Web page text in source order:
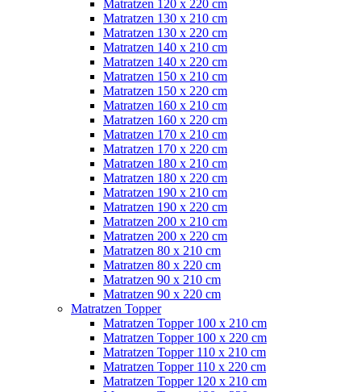
Matratzen 120 x 220 cm
Matratzen 130 x 210 cm
Matratzen 130 x 220 cm
Matratzen 140 x 210 cm
Matratzen 140 x 220 cm
Matratzen 150 x 210 cm
Matratzen 150 x 220 cm
Matratzen 160 x 210 cm
Matratzen 160 x 220 cm
Matratzen 170 x 210 cm
Matratzen 170 x 220 cm
Matratzen 180 x 210 cm
Matratzen 180 x 220 cm
Matratzen 190 x 210 cm
Matratzen 190 x 220 cm
Matratzen 200 x 210 cm
Matratzen 200 x 220 cm
Matratzen 80 x 210 cm
Matratzen 80 x 220 cm
Matratzen 90 x 210 cm
Matratzen 90 x 220 cm
Matratzen Topper
Matratzen Topper 100 x 210 cm
Matratzen Topper 100 x 220 cm
Matratzen Topper 110 x 210 cm
Matratzen Topper 110 x 220 cm
Matratzen Topper 120 x 210 cm